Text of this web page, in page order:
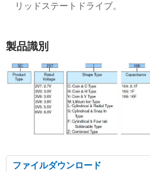
リッドステートドライブ。
製品識別
ファイルダウンロード